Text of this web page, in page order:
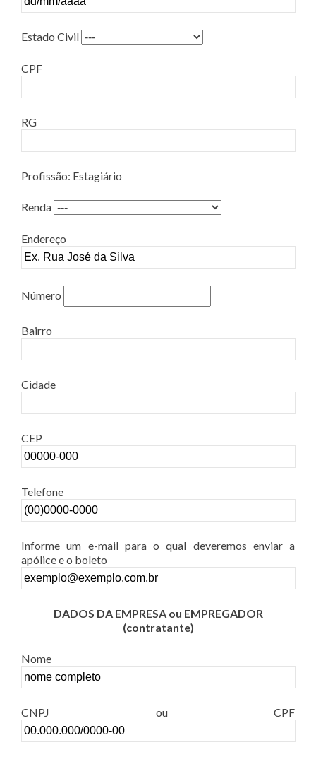
Estado Civil
CPF
RG
Profissão: Estagiário
Renda
Endereço
Número
Bairro
Cidade
CEP
Telefone
Informe um e-mail para o qual deveremos enviar a
apólice e o boleto
DADOS DA EMPRESA ou EMPREGADOR
(contratante)
Nome
CNPJ ou CPF